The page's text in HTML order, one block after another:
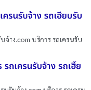
ครนรับจ้าง รถเฮี๊ยบรับ
จ้าง.com บริการ รถเครนรับ
ถเครนรับจ้าง รถเฮี๊ย